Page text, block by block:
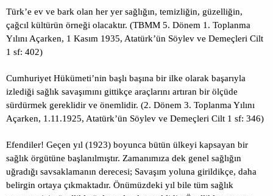
Türk’e ev ve bark olan her yer sağlığın, temizliğin, güzelliğin,
çağcıl kültürün örneği olacaktır. (TBMM 5. Dönem 1. Toplanma
Yılını Açarken, 1 Kasım 1935, Atatürk’ün Söylev ve Demeçleri Cilt
1 sf: 402)
Cumhuriyet Hükümeti’nin başlı başına bir ilke olarak başarıyla
izlediği sağlık savaşımını gittikçe araçlarını artıran bir ölçüde
sürdürmek gereklidir ve önemlidir. (2. Dönem 3. Toplanma Yılını
Açarken, 1.11.1925, Atatürk’ün Söylev ve Demeçleri Cilt 1 sf: 346)
Efendiler! Geçen yıl (1923) boyunca bütün ülkeyi kapsayan bir
sağlık örgütüne başlanılmıştır. Zamanımıza dek genel sağlığın
uğradığı savsaklamanın derecesi; Savaşım yoluna girildikçe, daha
belirgin ortaya çıkmaktadır. Önümüzdeki yıl bile tüm sağlık